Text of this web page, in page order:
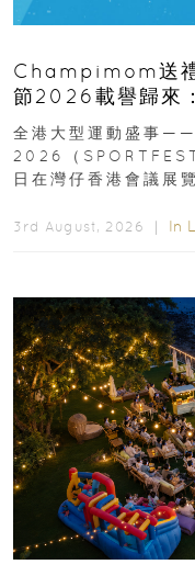
Champimom送
節2026載譽歸來
動、街舞比賽＋逾
全港大型運動盛事——
2026（
日在灣仔香港會議展
3rd August, 2026 ｜ In